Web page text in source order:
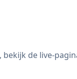
de live-